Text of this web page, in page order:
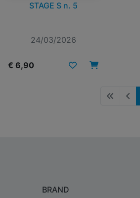
STAGE S n. 5
24/03/2026
€ 6,90
BRAND